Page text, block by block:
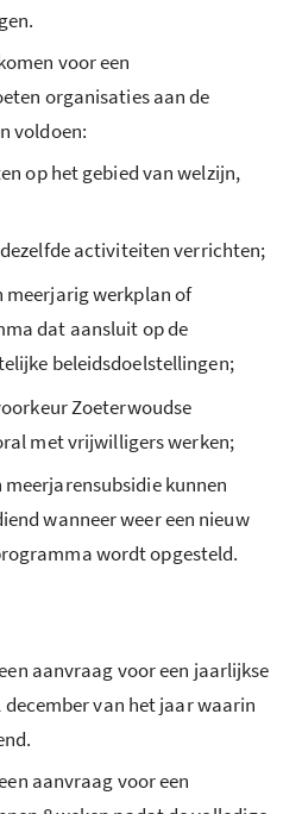
voor een
organisaties aan de
voldoen:
op het gebied van welzijn,
activiteiten verrichten;
meerjarig werkplan of
dat aansluit op de
beleidsdoelstellingen;
Zoeterwoudse
met vrijwilligers werken;
kunnen
wanneer weer een nieuw
wordt opgesteld.
aanvraag voor een jaarlijkse
van het jaar waarin
aanvraag voor een